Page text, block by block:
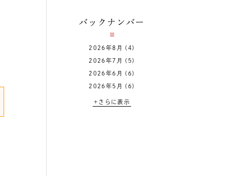
バックナンバー
2026年8月 (4)
2026年7月 (5)
2026年6月 (6)
2026年5月 (6)
+さらに表示